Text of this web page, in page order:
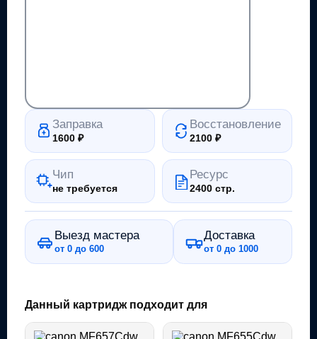
Заправка
1600₽
Восстановление
2100₽
Чип
не требуется
Ресурс
2400 стр.
Выезд мастера
от 0 до 600
Доставка
от 0 до 1000
Данный картридж подходит для